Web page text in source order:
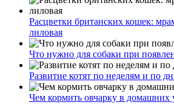
Расцветки британских кошек:
лиловая
Что нужно для собаки при
Развитие котят по неделям и по
Чем кормить овчарку в домашних